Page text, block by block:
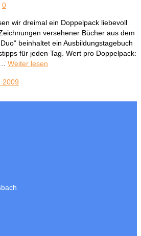
0
wir dreimal ein Doppelpack liebevoll
versehener Bücher aus dem
beinhaltet ein Ausbildungstagebuch
für jeden Tag. Wert pro Doppelpack:
Weiter lesen
2009